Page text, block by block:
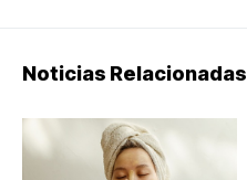
Noticias Relacionadas